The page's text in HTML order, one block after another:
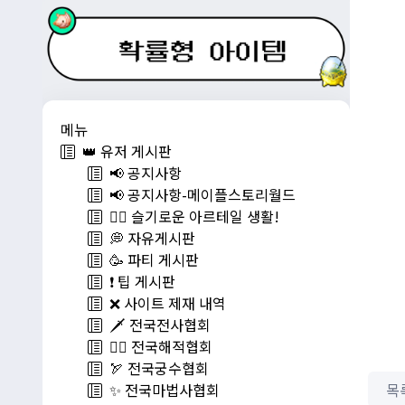
메뉴
👑 유저 게시판
📢 공지사항
📢 공지사항-메이플스토리월드
💁‍♂ 슬기로운 아르테일 생활!
💭 자유게시판
🥳 파티 게시판
❗️ 팁 게시판
❌ 사이트 제재 내역
🗡️ 전국전사협회
🏴‍☠️ 전국해적협회
🏹 전국궁수협회
✨ 전국마법사협회
목